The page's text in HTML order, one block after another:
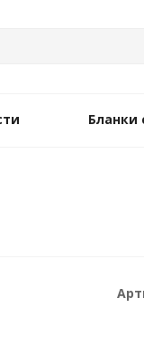
Бланки